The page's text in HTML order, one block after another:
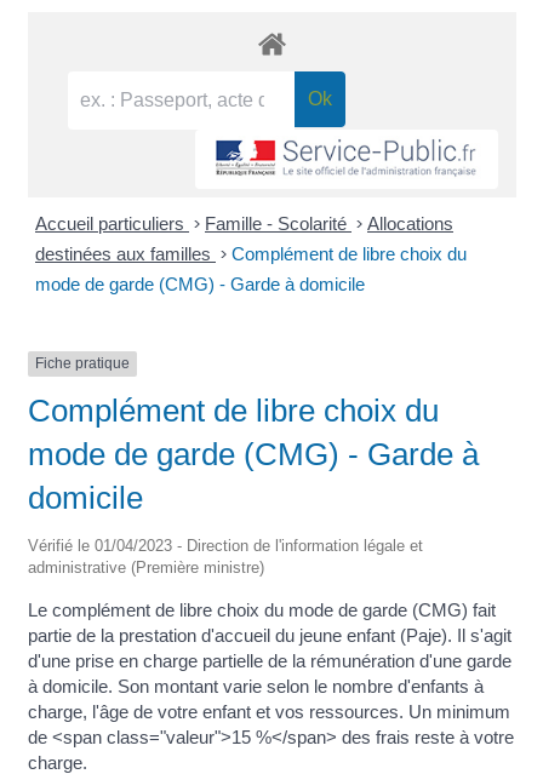
Accueil particuliers > Famille - Scolarité > Allocations
destinées aux familles > Complément de libre choix du
mode de garde (CMG) - Garde à domicile
Fiche pratique
Complément de libre choix du
mode de garde (CMG) - Garde à
domicile
Vérifié le 01/04/2023 - Direction de l'information légale et
administrative (Première ministre)
Le complément de libre choix du mode de garde (CMG) fait
partie de la prestation d'accueil du jeune enfant (Paje). Il s'agit
d'une prise en charge partielle de la rémunération d'une garde
à domicile. Son montant varie selon le nombre d'enfants à
charge, l'âge de votre enfant et vos ressources. Un minimum
de <span class="valeur">15 %</span> des frais reste à votre
charge.